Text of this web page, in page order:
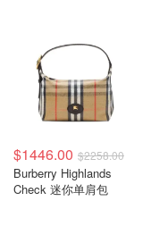
$1446.00 $2258.00
Burberry Highlands
Check 迷你单肩包